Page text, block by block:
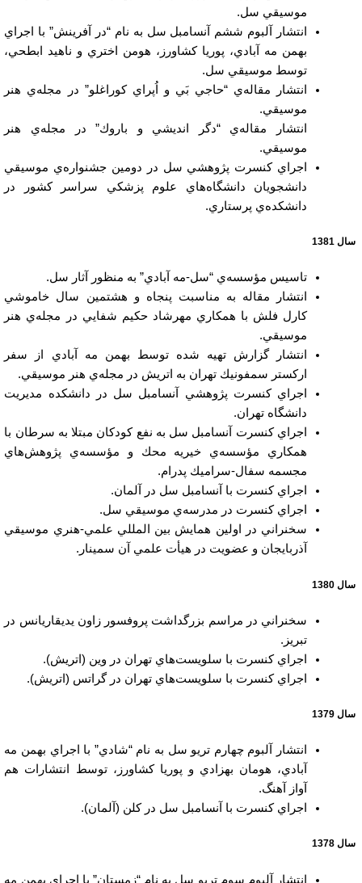
موسيقي سل.
انتشار آلبوم ششم آنسامبل سل به نام “در آفرينش” با اجراي
بهمن مه آبادي، پوريا كشاورز، هومن اختري و ناهيد ابطحي،
توسط موسيقي سل.
انتشار مقاله‌ي “حاجي بَي و اُپراي كوراغلو” در مجله‌ي هنر
موسيقي.
انتشار مقاله‌ي “دگر انديشي و باروك” در مجله‌ي هنر
موسيقي.
اجراي كنسرت پژوهشي سل در دومين جشنواره‌ي موسيقي
دانشجويان دانشگاه‌هاي علوم پزشكي سراسر كشور در
دانشكده‌ي پرستاري.
سال 1381
تاسيس مؤسسه‌ي “سل-مه آبادي” به منظور آثار سل.
انتشار مقاله به مناسبت پنجاه و هشتمين سال خاموشي
كارل فلش با همكاري مهرشاد حكيم شفايي در مجله‌ي هنر
موسيقي.
انتشار گزارش تهيه شده توسط بهمن مه آبادي از سفر
اركستر سمفونيك تهران به اتريش در مجله‌ي هنر موسيقي.
اجراي كنسرت پژوهشي آنسامبل سل در دانشكده مديريت
دانشگاه تهران.
اجراي كنسرت آنسامبل سل به نفع كودكان مبتلا به سرطان با
همكاري مؤسسه‌ي خيريه محك و مؤسسه‌ي پژوهش‌هاي
مجسمه سفال-سراميك پدرام.
اجراي كنسرت با آنسامبل سل در آلمان.
اجراي كنسرت در مدرسه‌ي موسيقي سل.
سخنراني در اولين همايش بين المللي علمي-هنري موسيقي
آذربايجان و عضويت در هيأت علمي آن سمينار.
سال 1380
سخنراني در مراسم بزرگداشت پروفسور زاون يديقاريانس در
تبريز.
اجراي كنسرت با سلويست‌هاي تهران در وين (اتريش).
اجراي كنسرت با سلويست‌هاي تهران در گراتس (اتريش).
سال 1379
انتشار آلبوم چهارم تريو سل به نام “شادي” با اجراي بهمن مه
آبادي، هومان بهزادي و پوريا كشاورز، توسط انتشارات هم
آواز آهنگ.
اجراي كنسرت با آنسامبل سل در كلن (آلمان).
سال 1378
انتشار آلبوم سوم تريو سل به نام “زمستان” با اجراي بهمن مه